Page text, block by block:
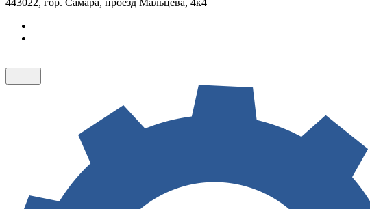
443022, гор. Самара, проезд Мальцева, 4к4